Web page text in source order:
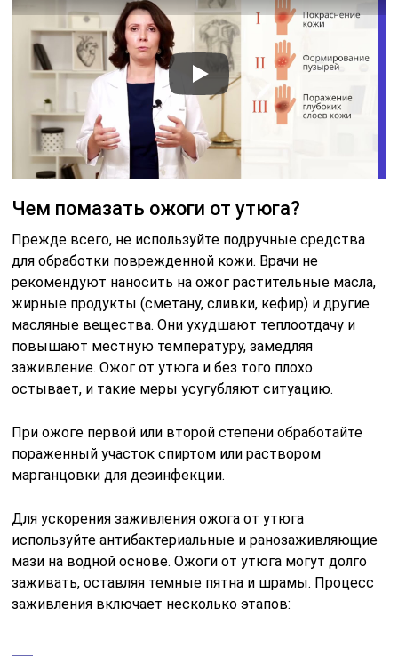
Чем помазать ожоги от утюга?
Прежде всего, не используйте подручные средства
для обработки поврежденной кожи. Врачи не
рекомендуют наносить на ожог растительные масла,
жирные продукты (сметану, сливки, кефир) и другие
масляные вещества. Они ухудшают теплоотдачу и
повышают местную температуру, замедляя
заживление. Ожог от утюга и без того плохо
остывает, и такие меры усугубляют ситуацию.
При ожоге первой или второй степени обработайте
пораженный участок спиртом или раствором
марганцовки для дезинфекции.
Для ускорения заживления ожога от утюга
используйте антибактериальные и ранозаживляющие
мази на водной основе. Ожоги от утюга могут долго
заживать, оставляя темные пятна и шрамы. Процесс
заживления включает несколько этапов: